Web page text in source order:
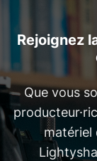
Rejoignez
Que vous
matériel